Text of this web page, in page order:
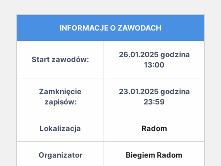
INFORMACJE O ZAWODACH
Start zawodów:
26.01.2025 godzina
13:00
Zamknięcie
zapisów:
23.01.2025 godzina
23:59
Lokalizacja Radom
Organizator Biegiem Radom